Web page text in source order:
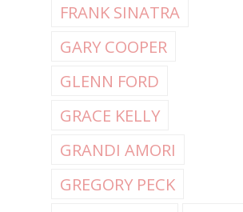
FRANK SINATRA
GARY COOPER
GLENN FORD
GRACE KELLY
GRANDI AMORI
GREGORY PECK